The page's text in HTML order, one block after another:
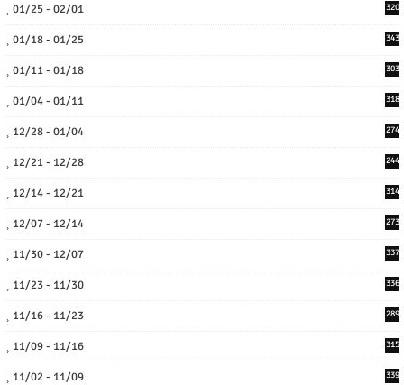
01/25 - 02/01 320
01/18 - 01/25 343
01/11 - 01/18 303
01/04 - 01/11 318
12/28 - 01/04 274
12/21 - 12/28 244
12/14 - 12/21 314
12/07 - 12/14 273
11/30 - 12/07 337
11/23 - 11/30 336
11/16 - 11/23 289
11/09 - 11/16 315
11/02 - 11/09 339